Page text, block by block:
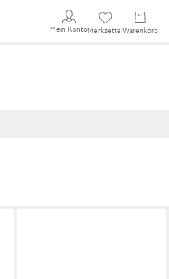
Mein KontoMerkzettel Warenkorb